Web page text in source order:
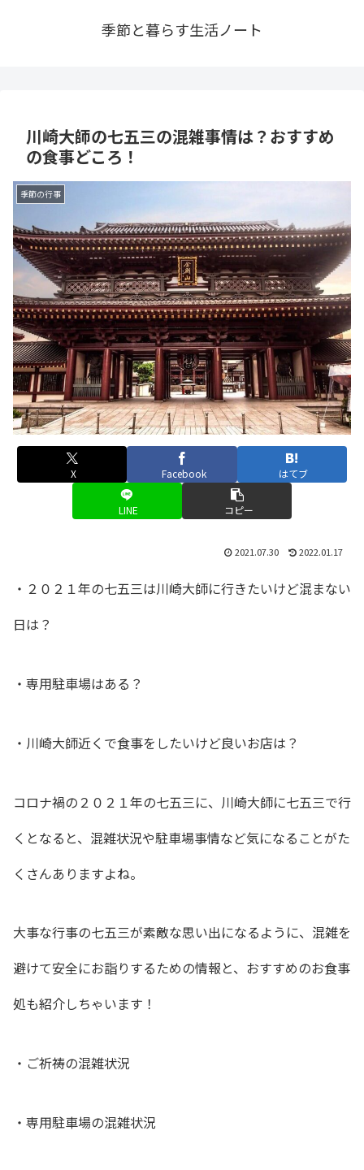
季節と暮らす生活ノート
川崎大師の七五三の混雑事情は？おすすめ
の食事どころ！
季節の行事
X Facebook はてブ
LINE コピー
2021.07.30 2022.01.17
・２０２１年の七五三は川崎大師に行きたいけど混まない
日は？
・専用駐車場はある？
・川崎大師近くで食事をしたいけど良いお店は？
コロナ禍の２０２１年の七五三に、川崎大師に七五三で行
くとなると、混雑状況や駐車場事情など気になることがた
くさんありますよね。
大事な行事の七五三が素敵な思い出になるように、混雑を
避けて安全にお詣りするための情報と、おすすめのお食事
処も紹介しちゃいます！
・ご祈祷の混雑状況
・専用駐車場の混雑状況